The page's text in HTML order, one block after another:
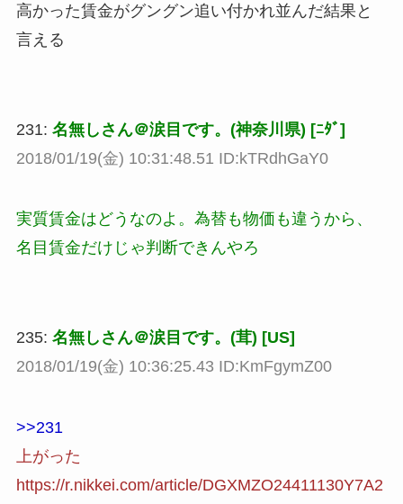
高かった賃金がグングン追い付かれ並んだ結果と
言える
231: 名無しさん＠涙目です。(神奈川県) [ﾆﾀﾞ]
2018/01/19(金) 10:31:48.51 ID:kTRdhGaY0
実質賃金はどうなのよ。為替も物価も違うから、
名目賃金だけじゃ判断できんやろ
235: 名無しさん＠涙目です。(茸) [US]
2018/01/19(金) 10:36:25.43 ID:KmFgymZ00
>>231
上がった
https://r.nikkei.com/article/DGXMZO24411130Y7A2